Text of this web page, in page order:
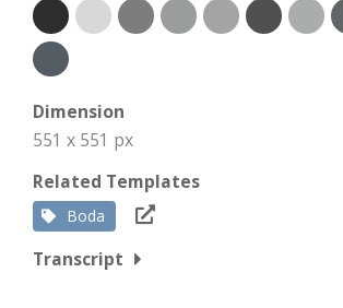
Dimension
551 x 551 px
Related Templates
Boda
Transcript